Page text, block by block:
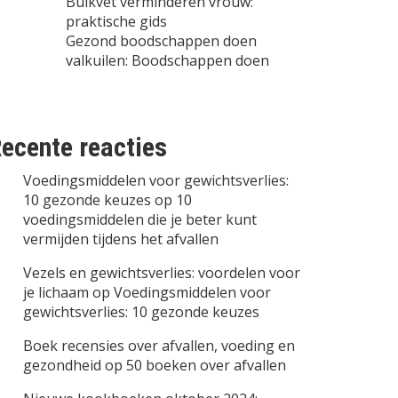
praktische gids
Gezond boodschappen doen
valkuilen: Boodschappen doen
reacties
Voedingsmiddelen voor gewichtsverlies:
10 gezonde keuzes op 10
voedingsmiddelen die je beter kunt
vermijden tijdens het afvallen
Vezels en gewichtsverlies: voordelen voor
je lichaam op Voedingsmiddelen voor
gewichtsverlies: 10 gezonde keuzes
Boek recensies over afvallen, voeding en
gezondheid op 50 boeken over afvallen